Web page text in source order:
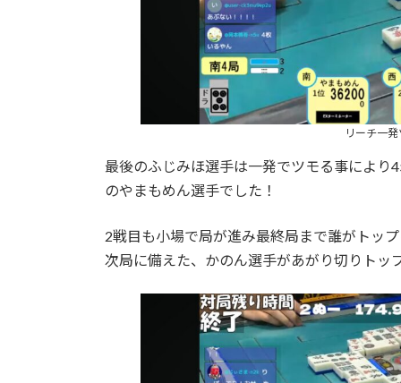
リーチ一
最後のふじみほ選手は一発でツモる事によ
のやまもめん選手でした！
2戦目も小場で局が進み最終局まで誰がトッ
次局に備えた、かのん選手があがり切りトッ